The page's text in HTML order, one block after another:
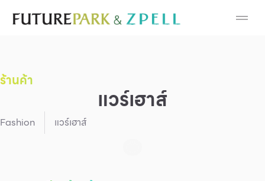
Cosmetic
Fashion
Food
ร้านค้า
แวร์เฮาส์
Fashion แวร์เฮาส์